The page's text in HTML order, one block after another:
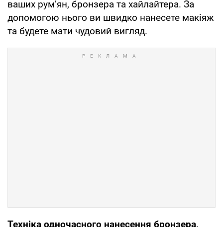
ваших рум’ян, бронзера та хайлайтера. За
допомогою нього ви швидко нанесете макіяж
та будете мати чудовий вигляд.
Техніка одночасного нанесення бронзера,